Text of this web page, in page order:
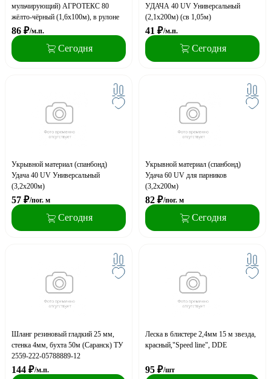
мульчирующий) АГРОТЕКС 80
жёлто-чёрный (1,6х100м), в рулоне
86 ₽/м.п.
Сегодня
УДАЧА 40 UV Универсальный
(2,1х200м) (св 1,05м)
41 ₽/м.п.
Сегодня
Укрывной материал (спанбонд)
Удача 40 UV Универсальный
(3,2х200м)
57 ₽/пог. м
Сегодня
Укрывной материал (спанбонд)
Удача 60 UV для парников
(3,2х200м)
82 ₽/пог. м
Сегодня
Шланг резиновый гладкий 25 мм,
стенка 4мм, бухта 50м (Саранск) ТУ
2559-222-05788889-12
144 ₽/м.п.
Леска в блистере 2,4мм 15 м звезда,
красный,"Speed line", DDE
95 ₽/шт